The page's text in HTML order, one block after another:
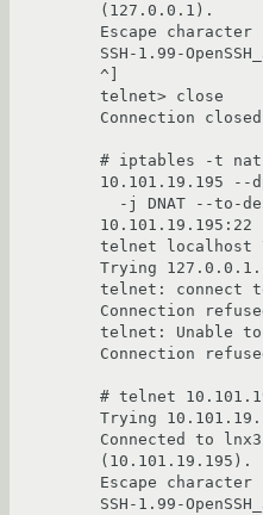
(127.0.0.1).
Escape
SSH-1.99-
^]
telnet> close
Connection
# iptables -t nat
10.101.19.195 --
10.101.19.195:22
telnet localhost
Trying
telnet: connect
Connection
telnet: Unable to
Connection
# telnet
Trying
Connected to
(10.101.19.195).
Escape
SSH-1.99-